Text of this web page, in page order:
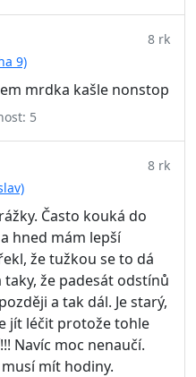
9)
8 rk
mrdka kašle nonstop
5
8 rk
Často kouká do
hned mám lepší
že tužkou se to dá
že padesát odstínů
a tak dál. Je starý,
jít léčit protože tohle
Navíc moc nenaučí.
mít hodiny.